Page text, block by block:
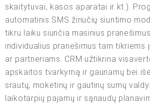
skaitytuvai, kasos aparatai ir kt.).
automatinis SMS žinučių siuntimo
tikru laiku siunčia masinius
individualius pranešimus tam tikriems
ar partneriams. CRM užtikrina
apskaitos tvarkymą ir gaunamų bei
srautų, mokėtinų ir gautinų sumų
laikotarpių pajamų ir sąnaudų